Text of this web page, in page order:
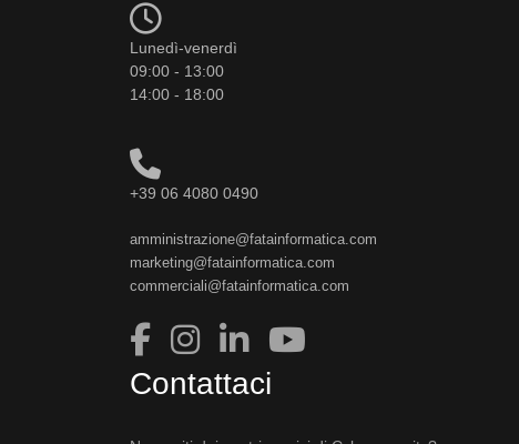
Lunedì-venerdì
09:00 - 13:00
14:00 - 18:00
+39 06 4080 0490
amministrazione@fatainformatica.com
marketing@fatainformatica.com
commerciali@fatainformatica.com
Contattaci